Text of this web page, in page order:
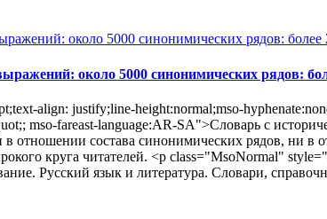
около 5000 синонимических рядов:
align: justify;line-height:normal;mso-
mso-fareast-language:AR-SA">Словарь с
отношении состава синонимических рядов, ни
круга читателей. <p class="MsoNormal"
Русский язык и литература. Словари,